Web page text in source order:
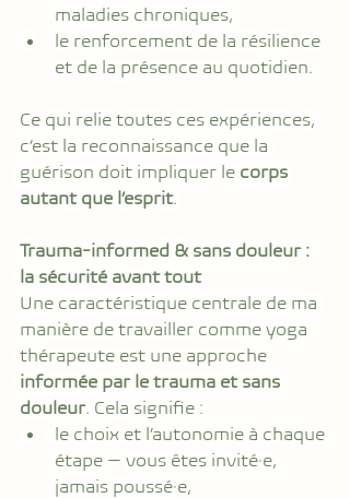
maladies chroniques,
le renforcement de la résilience
et de la présence au quotidien.
Ce qui relie toutes ces expériences,
c’est la reconnaissance que la
guérison doit impliquer le corps
autant que l’esprit.
Trauma-informed & sans douleur :
la sécurité avant tout
Une caractéristique centrale de ma
manière de travailler comme yoga
thérapeute est une approche
informée par le trauma et sans
douleur. Cela signifie :
le choix et l’autonomie à chaque
étape — vous êtes invité·e,
jamais poussé·e,